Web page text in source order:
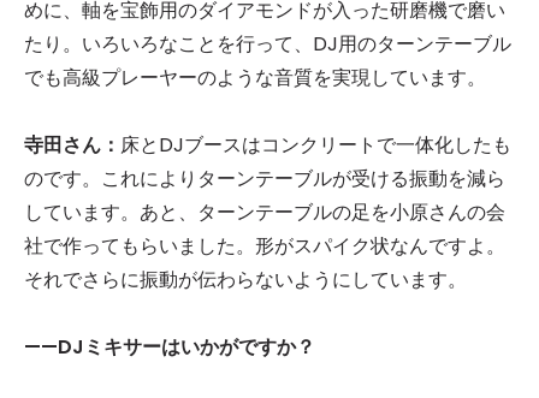
めに、軸を宝飾用のダイアモンドが入った研磨機で磨い
たり。いろいろなことを行って、DJ用のターンテーブル
でも高級プレーヤーのような音質を実現しています。
寺田さん： 床とDJブースはコンクリートで一体化したも
のです。これによりターンテーブルが受ける振動を減ら
しています。あと、ターンテーブルの足を小原さんの会
社で作ってもらいました。形がスパイク状なんですよ。
それでさらに振動が伝わらないようにしています。
——DJミキサーはいかがですか？